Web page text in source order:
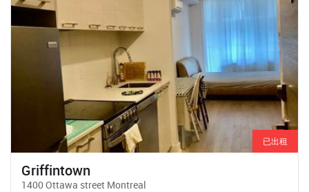
已出租
Griffintown
1400 Ottawa street Montreal